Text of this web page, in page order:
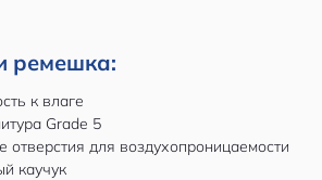
ремешка:
к влаге
Grade 5
отверстия для воздухопроницаемости
каучук